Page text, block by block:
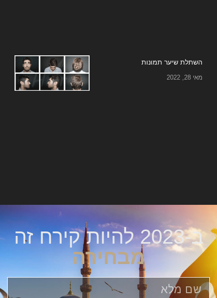
השתלת שיער תמונות
מאי 28, 2022
ב-2023 להיות קירח זה
מבחירה